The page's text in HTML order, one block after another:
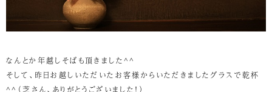
なんとか年越しそばも頂きました^^
そして、昨日お越しいただいたお客様からいただきましたグラスで乾杯
^^（芝さん、ありがとうございました！）